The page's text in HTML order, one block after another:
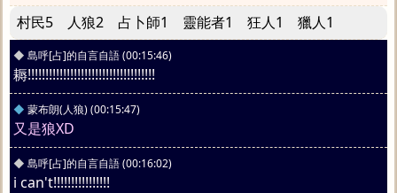
村民5 人狼2 占卜師1 靈能者1 狂人1 獵人1
◆ 島呼[占]的自言自語(00:15:46)
耨!!!!!!!!!!!!!!!!!!!!!!!!!!!!!!!!!!!!
◆ 蒙布朗(人狼)(00:15:47)
又是狼XD
◆ 島呼[占]的自言自語(00:16:02)
i can't!!!!!!!!!!!!!!!!